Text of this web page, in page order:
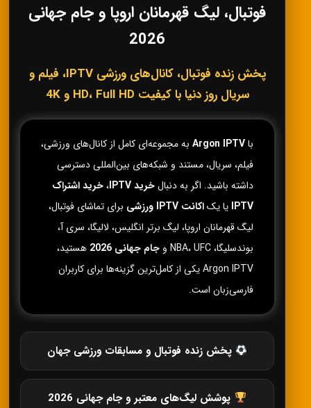
فوتبال، لیگ قهرمانان اروپا و جام جهانی
2026
پخش زنده فوتبال، کانال‌های ورزشی IPTV، فیلم و
سریال روز دنیا با کیفیت HD، Full HD و 4K
باArgon IPTV به مجموعه‌ای کامل از کانال‌های ورزشی،
فیلم، سریال، مستند و شبکه‌های بین‌المللی دسترسی
داشته باشید. اگر به دنبالخرید IPTV ،خرید اشتراک
IPTV یا یکاکانت IPTV ورزشی
برای تماشای فوتبال،
لیگ قهرمانان اروپا، لیگ برتر انگلیس، لالیگا، سری آ،
بوندسلیگا، NBA، UFC و
جام جهانی 2026
هستید،
Argon IPTV یکی از کامل‌ترین گزینه‌ها برای کاربران
فارسی‌زبان است.
پخش زنده فوتبال و مسابقات ورزشی جهان
پوشش لیگ‌های معتبر و جام جهانی 2026